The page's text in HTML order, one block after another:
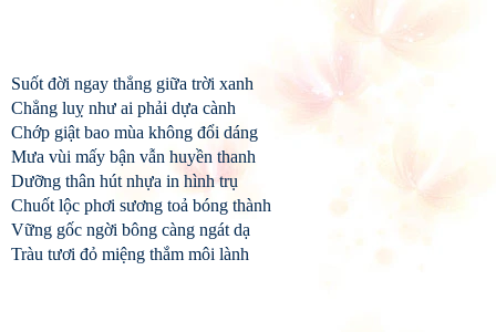
Suốt đời ngay thẳng giữa trời xanh
Chẳng luỵ như ai phải dựa cành
Chớp giật bao mùa không đổi dáng
Mưa vùi mấy bận vẫn huyền thanh
Dưỡng thân hút nhựa in hình trụ
Chuốt lộc phơi sương toả bóng thành
Vững gốc ngời bông càng ngát dạ
Tràu tươi đỏ miệng thắm môi lành